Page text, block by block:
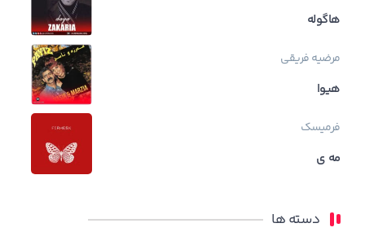
هاگوله
مرضیه فریقی
هیوا
فرمیسک
مه ی
دسته ها